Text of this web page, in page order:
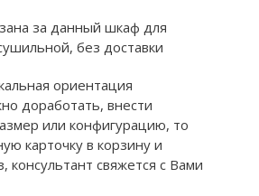
за данный шкаф для
без доставки
ориентация
доработать, внести
или конфигурацию, то
карточку в корзину и
консультант свяжется с Вами